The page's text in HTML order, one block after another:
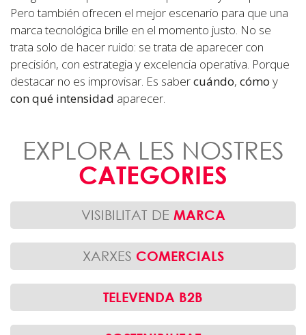
Pero también ofrecen el mejor escenario para que una
marca tecnológica brille en el momento justo. No se
trata solo de hacer ruido: se trata de aparecer con
precisión, con estrategia y excelencia operativa. Porque
destacar no es improvisar. Es sabercuándo, cómo y
con qué intensidad aparecer.
EXPLORA LES NOSTRES
CATEGORIES
VISIBILITAT DE MARCA
XARXES COMERCIALS
TELEVENDA B2B